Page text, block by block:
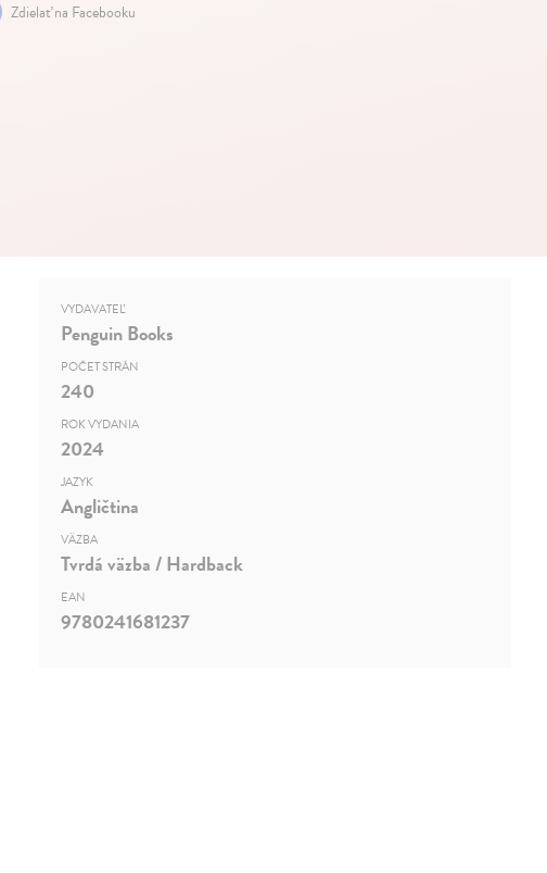
Zdielať na Facebooku
VYDAVATEĽ
Penguin Books
POČET STRÁN
240
ROK VYDANIA
2024
JAZYK
Angličtina
VÄZBA
Tvrdá väzba / Hardback
EAN
9780241681237